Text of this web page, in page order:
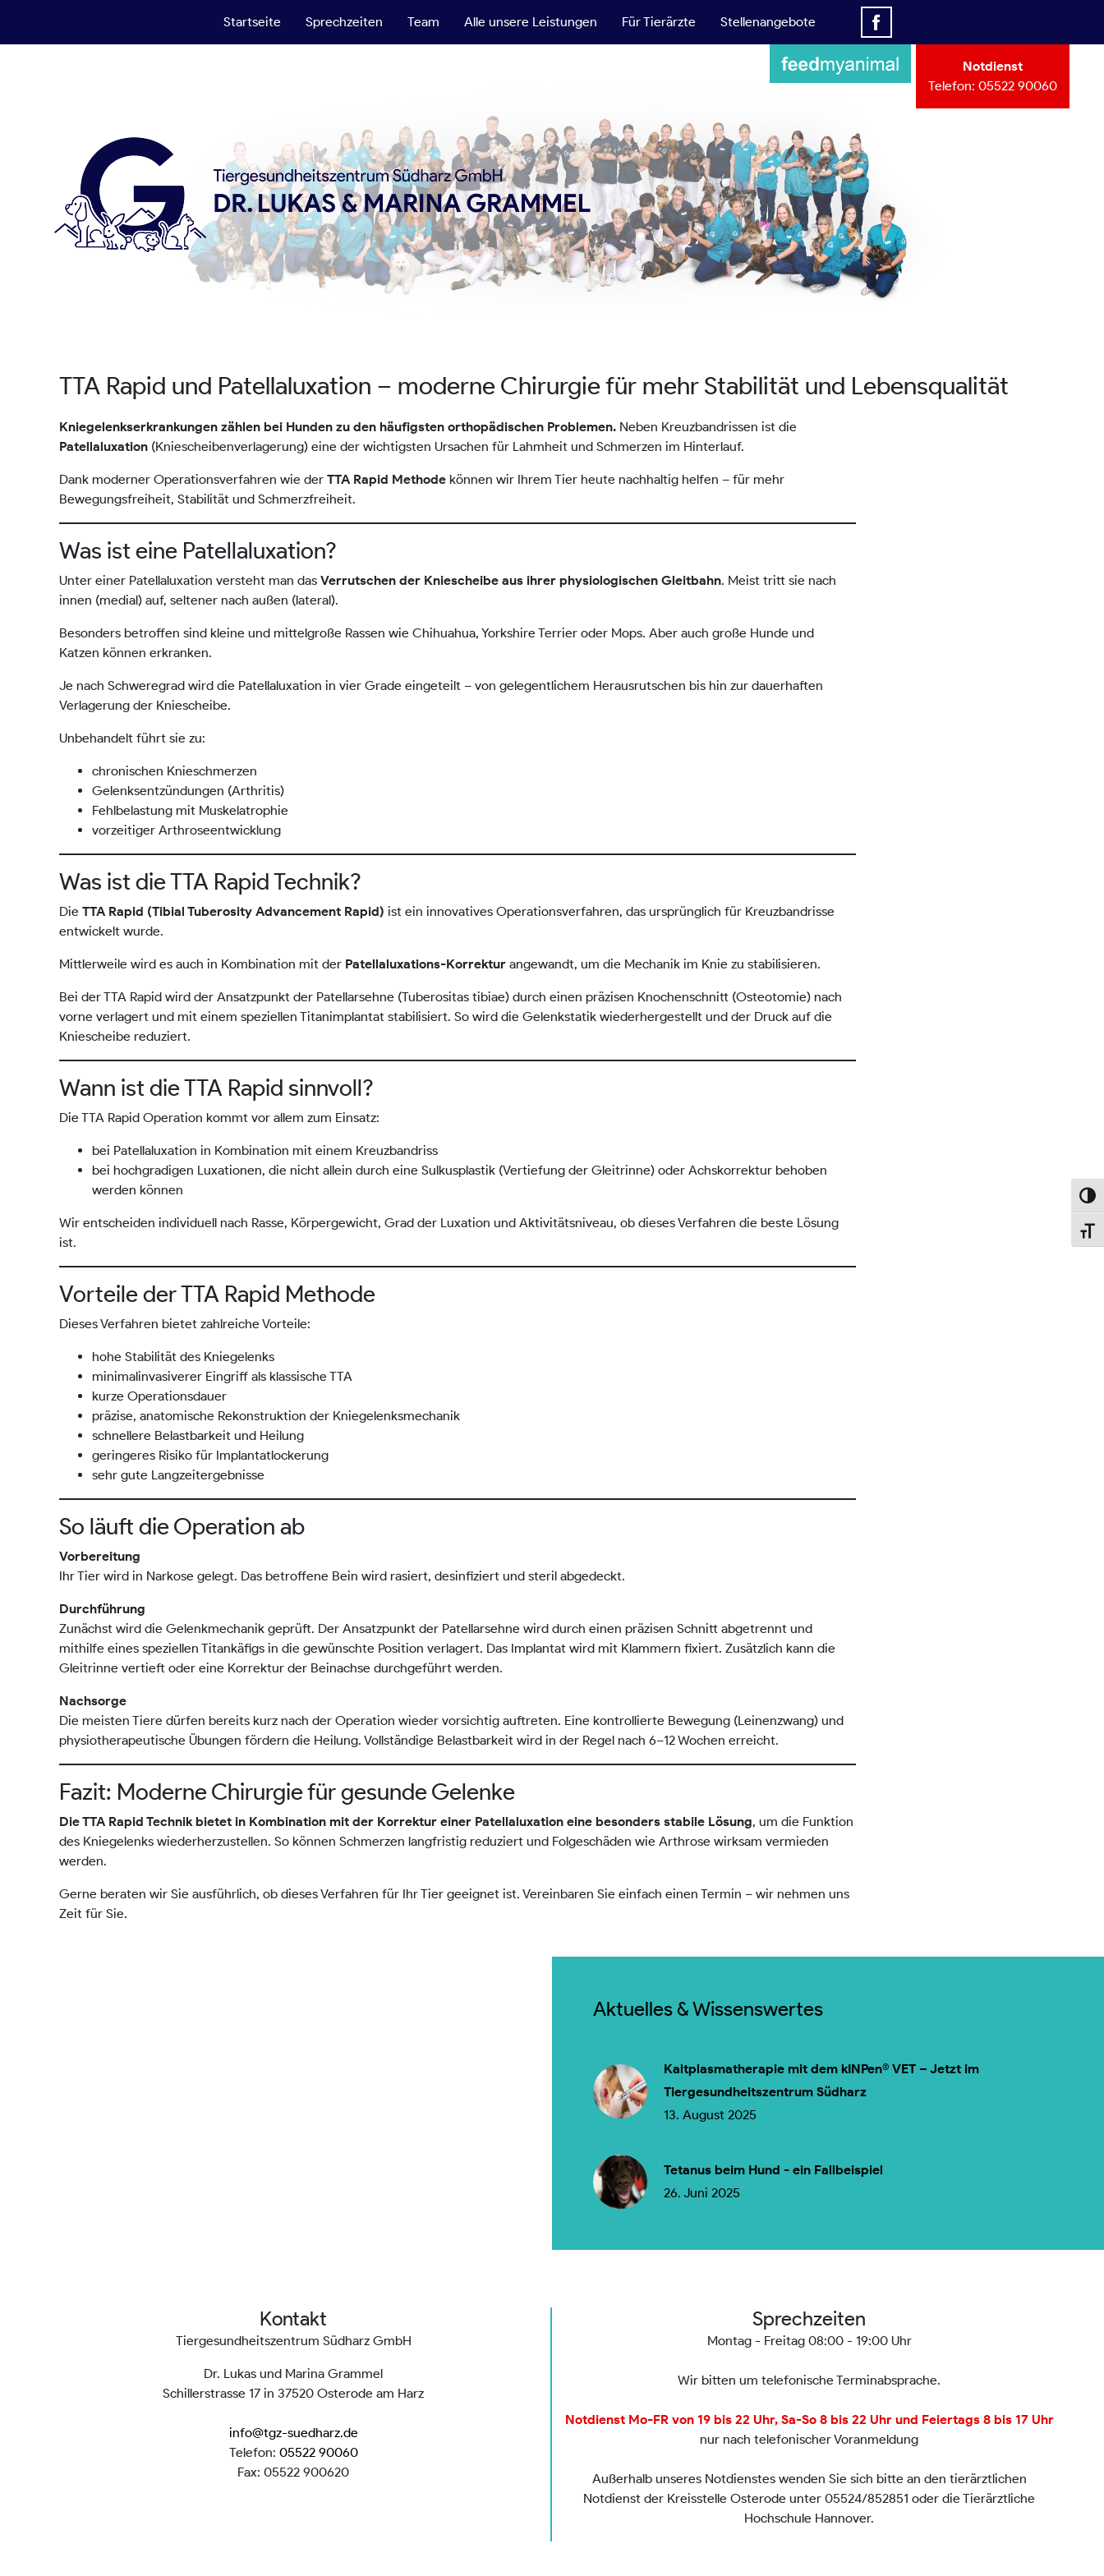
Startseite Sprechzeiten Team Alle unsere Leistungen Für Tierärzte Stellenangebote
Notdienst
Telefon: 05522 90060
TTA Rapid und Patellaluxation – moderne Chirurgie für mehr Stabilität und Lebensqualität
Kniegelenkserkrankungen zählen bei Hunden zu den häufigsten orthopädischen Problemen. Neben Kreuzbandrissen ist die
Patellaluxation (Kniescheibenverlagerung) eine der wichtigsten Ursachen für Lahmheit und Schmerzen im Hinterlauf.
Dank moderner Operationsverfahren wie der TTA Rapid Methode können wir Ihrem Tier heute nachhaltig helfen – für mehr
Bewegungsfreiheit, Stabilität und Schmerzfreiheit.
Was ist eine Patellaluxation?
Unter einer Patellaluxation versteht man das Verrutschen der Kniescheibe aus ihrer physiologischen Gleitbahn. Meist tritt sie nach
innen (medial) auf, seltener nach außen (lateral).
Besonders betroffen sind kleine und mittelgroße Rassen wie Chihuahua, Yorkshire Terrier oder Mops. Aber auch große Hunde und
Katzen können erkranken.
Je nach Schweregrad wird die Patellaluxation in vier Grade eingeteilt – von gelegentlichem Herausrutschen bis hin zur dauerhaften
Verlagerung der Kniescheibe.
Unbehandelt führt sie zu:
chronischen Knieschmerzen
Gelenksentzündungen (Arthritis)
Fehlbelastung mit Muskelatrophie
vorzeitiger Arthroseentwicklung
Was ist die TTA Rapid Technik?
Die TTA Rapid (Tibial Tuberosity Advancement Rapid) ist ein innovatives Operationsverfahren, das ursprünglich für Kreuzbandrisse
entwickelt wurde.
Mittlerweile wird es auch in Kombination mit der Patellaluxations-Korrektur angewandt, um die Mechanik im Knie zu stabilisieren.
Bei der TTA Rapid wird der Ansatzpunkt der Patellarsehne (Tuberositas tibiae) durch einen präzisen Knochenschnitt (Osteotomie) nach
vorne verlagert und mit einem speziellen Titanimplantat stabilisiert. So wird die Gelenkstatik wiederhergestellt und der Druck auf die
Kniescheibe reduziert.
Wann ist die TTA Rapid sinnvoll?
Die TTA Rapid Operation kommt vor allem zum Einsatz:
bei Patellaluxation in Kombination mit einem Kreuzbandriss
bei hochgradigen Luxationen, die nicht allein durch eine Sulkusplastik (Vertiefung der Gleitrinne) oder Achskorrektur behoben
werden können
Wir entscheiden individuell nach Rasse, Körpergewicht, Grad der Luxation und Aktivitätsniveau, ob dieses Verfahren die beste Lösung
ist.
Vorteile der TTA Rapid Methode
Dieses Verfahren bietet zahlreiche Vorteile:
hohe Stabilität des Kniegelenks
minimalinvasiverer Eingriff als klassische TTA
kurze Operationsdauer
präzise, anatomische Rekonstruktion der Kniegelenksmechanik
schnellere Belastbarkeit und Heilung
geringeres Risiko für Implantatlockerung
sehr gute Langzeitergebnisse
So läuft die Operation ab
Vorbereitung
Ihr Tier wird in Narkose gelegt. Das betroffene Bein wird rasiert, desinfiziert und steril abgedeckt.
Durchführung
Zunächst wird die Gelenkmechanik geprüft. Der Ansatzpunkt der Patellarsehne wird durch einen präzisen Schnitt abgetrennt und
mithilfe eines speziellen Titankäfigs in die gewünschte Position verlagert. Das Implantat wird mit Klammern fixiert. Zusätzlich kann die
Gleitrinne vertieft oder eine Korrektur der Beinachse durchgeführt werden.
Nachsorge
Die meisten Tiere dürfen bereits kurz nach der Operation wieder vorsichtig auftreten. Eine kontrollierte Bewegung (Leinenzwang) und
physiotherapeutische Übungen fördern die Heilung. Vollständige Belastbarkeit wird in der Regel nach 6–12 Wochen erreicht.
Fazit: Moderne Chirurgie für gesunde Gelenke
Die TTA Rapid Technik bietet in Kombination mit der Korrektur einer Patellaluxation eine besonders stabile Lösung, um die Funktion
des Kniegelenks wiederherzustellen. So können Schmerzen langfristig reduziert und Folgeschäden wie Arthrose wirksam vermieden
werden.
Gerne beraten wir Sie ausführlich, ob dieses Verfahren für Ihr Tier geeignet ist. Vereinbaren Sie einfach einen Termin – wir nehmen uns
Zeit für Sie.
Aktuelles & Wissenswertes
Kaltplasmatherapie mit dem kINPen® VET – Jetzt im
Tiergesundheitszentrum Südharz
13. August 2025
Tetanus beim Hund - ein Fallbeispiel
26. Juni 2025
Kontakt
Tiergesundheitszentrum Südharz GmbH
Dr. Lukas und Marina Grammel
Schillerstrasse 17 in 37520 Osterode am Harz
info@tgz-suedharz.de
Telefon: 05522 90060
Fax: 05522 900620
Sprechzeiten
Montag - Freitag 08:00 - 19:00 Uhr
Wir bitten um telefonische Terminabsprache.
Notdienst Mo-FR von 19 bis 22 Uhr, Sa-So 8 bis 22 Uhr und Feiertags 8 bis 17 Uhr
nur nach telefonischer Voranmeldung
Außerhalb unseres Notdienstes wenden Sie sich bitte an den tierärztlichen
Notdienst der Kreisstelle Osterode unter 05524/852851 oder die Tierärztliche
Hochschule Hannover.